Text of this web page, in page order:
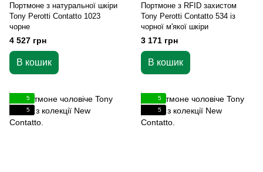
Портмоне з натуральної шкіри
Tony Perotti Contatto 1023
чорне
4 527 грн
В кошик
Портмоне з RFID захистом
Tony Perotti Contatto 534 із
чорної м'якої шкіри
3 171 грн
В кошик
5
5
5
5